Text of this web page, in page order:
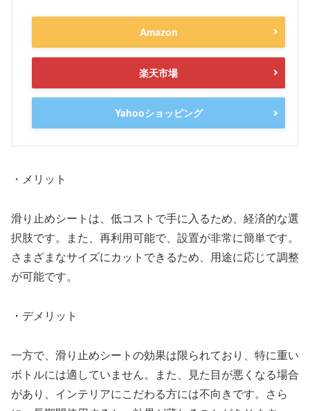
Amazon
楽天市場
Yahooショッピング
・メリット
滑り止めシートは、低コストで手に入るため、経済的な選
択肢です。また、再利用可能で、設置が非常に簡単です。
さまざまなサイズにカットできるため、用途に応じて調整
が可能です。
・デメリット
一方で、滑り止めシートの効果は限られており、特に重い
ボトルには適していません。また、見た目が悪くなる場合
があり、インテリアにこだわる方には不向きです。さら